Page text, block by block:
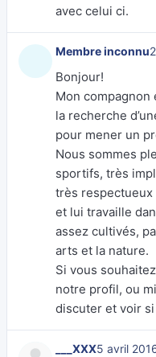
avec celui ci.
Membre inconnu
Bonjour!
Mon compagnon
la recherche
pour mener un
Nous sommes
sportifs, très
très
et lui travaille
assez cultivés,
arts et la nature.
Si vous
notre profil, ou
discuter et voir
___XXX5 avril